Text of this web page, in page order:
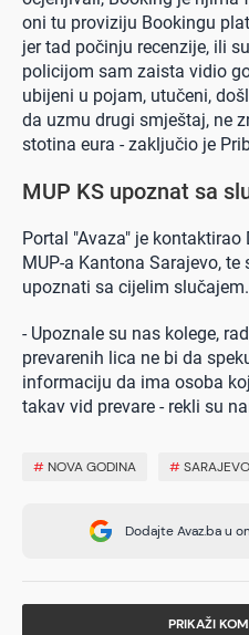
oni tu proviziju Bookingu
jer tad počinju recenzije, ili
policijom sam zaista vidio
ubijeni u pojam, utučeni,
da uzmu drugi smještaj, ne
stotina eura - zaključio je
MUP KS upoznat sa
Portal "Avaza" je
MUP-a Kantona Sarajevo,
upoznati sa cijelim slučajem.
- Upoznale su nas kolege,
prevarenih lica ne bi da
informaciju da ima osoba
takav vid prevare - rekli su
# NOVA GODINA #SARAJEVO
Dodajte Avaz.ba u
PRIKAŽI